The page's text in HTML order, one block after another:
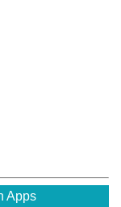
Apps